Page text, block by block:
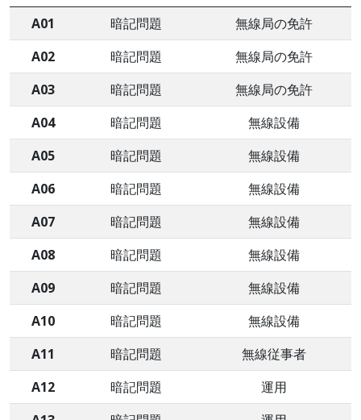
A01
暗記問題
無線局の免許
A02
暗記問題
無線局の免許
A03
暗記問題
無線局の免許
A04
暗記問題
無線設備
A05
暗記問題
無線設備
A06
暗記問題
無線設備
A07
暗記問題
無線設備
A08
暗記問題
無線設備
A09
暗記問題
無線設備
A10
暗記問題
無線設備
A11
暗記問題
無線従事者
A12
暗記問題
運用